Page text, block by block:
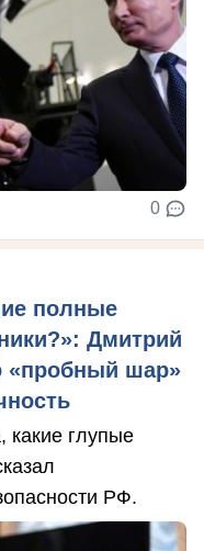
0
полные
Дмитрий
«пробный шар»
какие глупые
РФ.